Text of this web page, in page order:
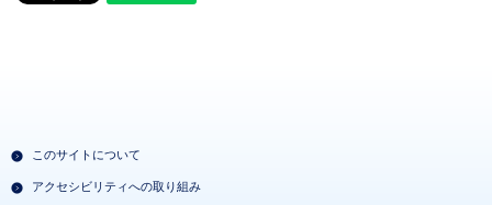
このサイトについて
アクセシビリティへの取り組み